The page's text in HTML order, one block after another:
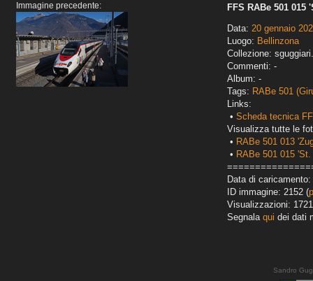
Immagine precedente:
FFS RABe 501 015
Data: 20 gennaio
Luogo: Bellinzona
Collezione:
Commenti: -
Album: -
Tags: RABe 501
Links:
• Scheda tecnica
Visualizza tutte le
• RABe 501 013
• RABe 501 015
Data di
ID immagine: 2152 (
Visualizzazioni: 1721
Segnala qui dei dati
Sandro